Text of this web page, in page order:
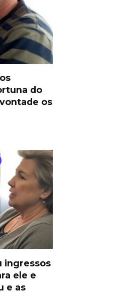
do
os
ingressos
ele e
e as